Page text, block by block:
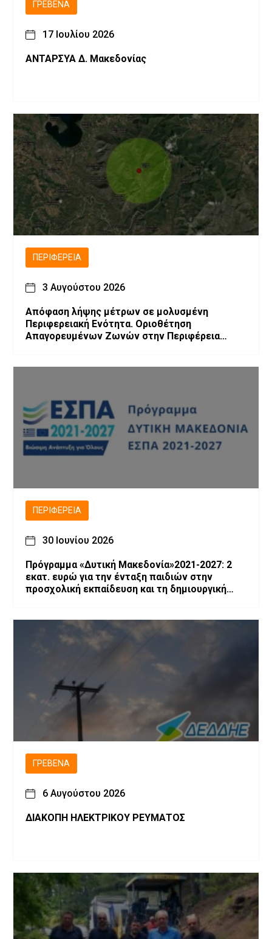
ΓΡΕΒΕΝΆ
17 Ιουλίου 2026
ΑΝΤΑΡΣΥΑ Δ. Μακεδονίας
ΠΕΡΙΦΈΡΕΙΑ
3 Αυγούστου 2026
Απόφαση λήψης μέτρων σε μολυσμένη
Περιφερειακή Ενότητα. Οριοθέτηση
Απαγορευμένων Ζωνών στην Περιφέρεια
ΠΕΡΙΦΈΡΕΙΑ
30 Ιουνίου 2026
Πρόγραμμα «Δυτική Μακεδονία»2021-2027: 2
εκατ. ευρώ για την ένταξη παιδιών στην
προσχολική εκπαίδευση και τη δημιουργική
ΓΡΕΒΕΝΆ
6 Αυγούστου 2026
ΔΙΑΚΟΠΗ ΗΛΕΚΤΡΙΚΟΥ ΡΕΥΜΑΤΟΣ